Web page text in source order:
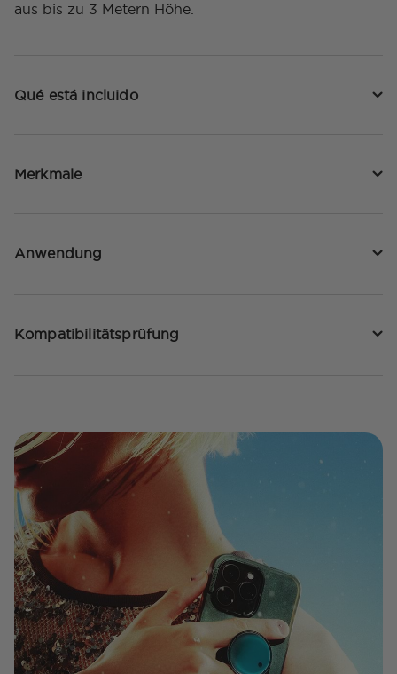
aus bis zu 3 Metern Höhe.
Qué está incluido
Merkmale
Anwendung
Kompatibilitätsprüfung